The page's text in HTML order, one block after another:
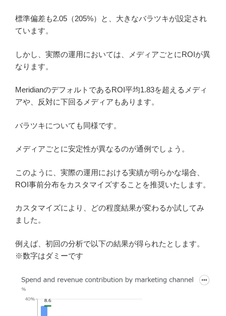
標準偏差も2.05（205%）と、大きなバラツキが設定され
ています。
しかし、実際の運用においては、メディアごとにROIが異
なります。
MeridianのデフォルトであるROI平均1.83を超えるメディ
アや、反対に下回るメディアもあります。
バラツキについても同様です。
メディアごとに安定性が異なるのが通例でしょう。
このように、実際の運用における実績が明らかな場合、
ROI事前分布をカスタマイズすることを推奨いたします。
カスタマイズにより、どの程度結果が変わるか試してみ
ました。
例えば、初回の分析で以下の結果が得られたとします。
※数字はダミーです